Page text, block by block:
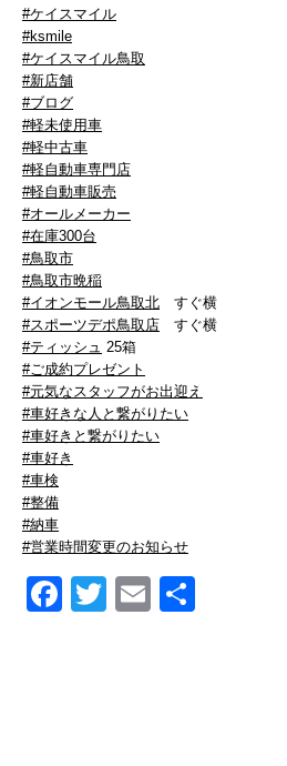
#ケイスマイル
#ksmile
#ケイスマイル鳥取
#新店舗
#ブログ
#軽未使用車
#軽中古車
#軽自動車専門店
#軽自動車販売
#オールメーカー
#在庫300台
#鳥取市
#鳥取市晩稲
#イオンモール鳥取北 すぐ横
#スポーツデポ鳥取店 すぐ横
#ティッシュ 25箱
#ご成約プレゼント
#元気なスタッフがお出迎え
#車好きな人と繋がりたい
#車好きと繋がりたい
#車好き
#車検
#整備
#納車
#営業時間変更のお知らせ
Facebook
TwitterEmail